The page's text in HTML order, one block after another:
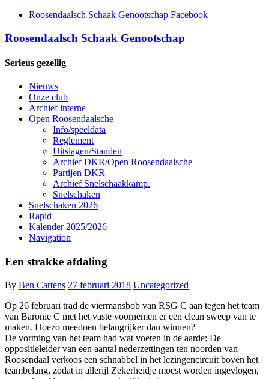
Roosendaalsch Schaak Genootschap Facebook
Roosendaalsch Schaak Genootschap
Serieus gezellig
Nieuws
Onze club
Archief interne
Open Roosendaalsche
Info/speeldata
Reglement
Uitslagen/Standen
Archief DKR/Open Roosendaalsche
Partijen DKR
Archief Snelschaakkamp.
Snelschaken
Snelschaken 2026
Rapid
Kalender 2025/2026
Navigation
Een strakke afdaling
By Ben Cartens 27 februari 2018 Uncategorized
Op 26 februari trad de viermansbob van RSG C aan tegen het team
van Baronie C met het vaste voornemen er een clean sweep van te
maken. Hoezo meedoen belangrijker dan winnen?
De vorming van het team had wat voeten in de aarde: De
oppositieleider van een aantal nederzettingen ten noorden van
Roosendaal verkoos een schnabbel in het lezingencircuit boven het
teambelang, zodat in allerijl Zekerheidje moest worden ingevlogen,